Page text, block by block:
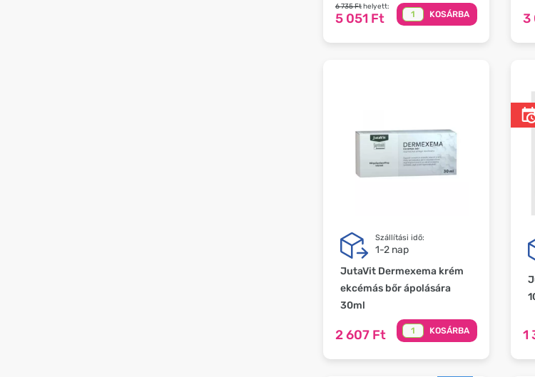
6 735 Fthelyett:
5 051 Ft KOSÁRBA 3
Szállítási idő:
1-2 nap
JutaVit Dermexema krém
ekcémás bőr ápolására
30ml
2 607 Ft KOSÁRBA 1